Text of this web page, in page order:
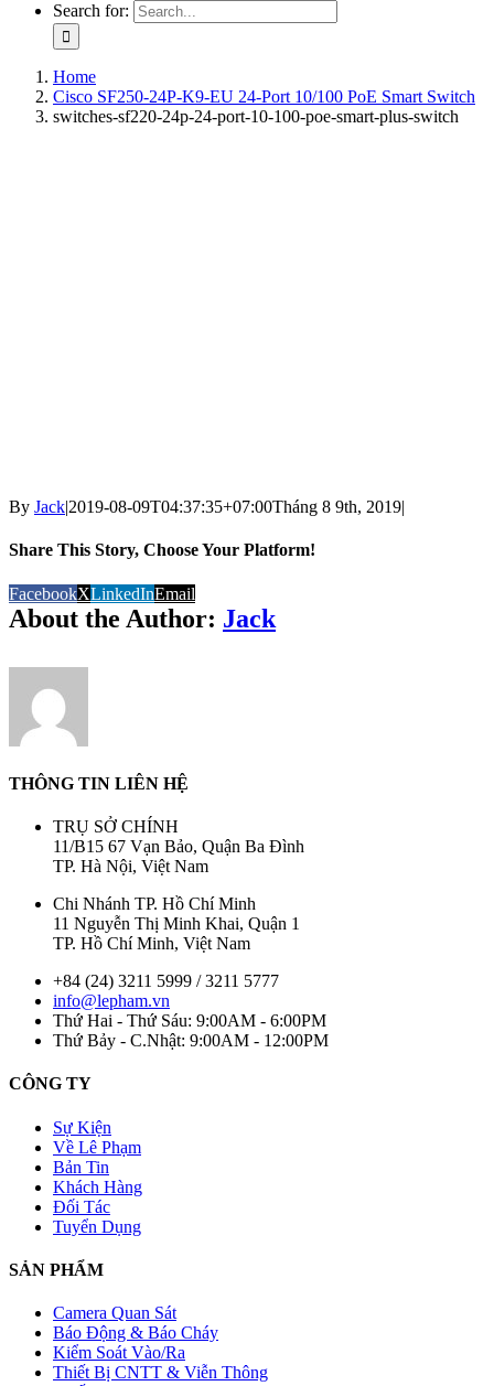
Search for:
Home
Cisco SF250-24P-K9-EU 24-Port 10/100 PoE Smart Switch
switches-sf220-24p-24-port-10-100-poe-smart-plus-switch
By Jack|2019-08-09T04:37:35+07:00Tháng 8 9th, 2019|
Share This Story, Choose Your Platform!
FacebookXLinkedInEmail
About the Author: Jack
THÔNG TIN LIÊN HỆ
TRỤ SỞ CHÍNH
11/B15 67 Vạn Bảo, Quận Ba Đình
TP. Hà Nội, Việt Nam
Chi Nhánh TP. Hồ Chí Minh
11 Nguyễn Thị Minh Khai, Quận 1
TP. Hồ Chí Minh, Việt Nam
+84 (24) 3211 5999 / 3211 5777
info@lepham.vn
Thứ Hai - Thứ Sáu: 9:00AM - 6:00PM
Thứ Bảy - C.Nhật: 9:00AM - 12:00PM
CÔNG TY
Sự Kiện
Về Lê Phạm
Bản Tin
Khách Hàng
Đối Tác
Tuyển Dụng
SẢN PHẨM
Camera Quan Sát
Báo Động & Báo Cháy
Kiểm Soát Vào/Ra
Thiết Bị CNTT & Viễn Thông